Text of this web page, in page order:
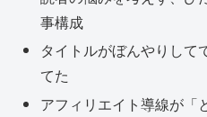
事構成
タイトルがぼんやりして
てた
アフィリエイト導線が「